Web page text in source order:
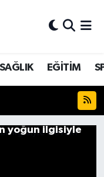
SAĞLIK EĞİTİM
yoğun ilgisiyle